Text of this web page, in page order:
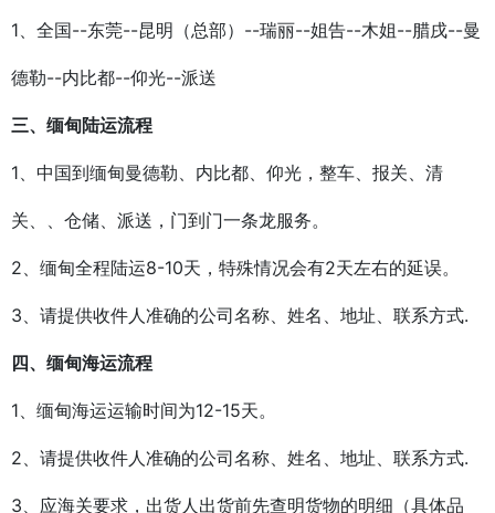
1、全国--东莞--昆明（总部）--瑞丽--姐告--木姐--腊戌--曼
德勒--内比都--仰光--派送
三、缅甸陆运流程
1、中国到缅甸曼德勒、内比都、仰光，整车、报关、清
关、、仓储、派送，门到门一条龙服务。
2、缅甸全程陆运8-10天，特殊情况会有2天左右的延误。
3、请提供收件人准确的公司名称、姓名、地址、联系方式.
四、缅甸海运流程
1、缅甸海运运输时间为12-15天。
2、请提供收件人准确的公司名称、姓名、地址、联系方式.
3、应海关要求，出货人出货前先查明货物的明细（具体品